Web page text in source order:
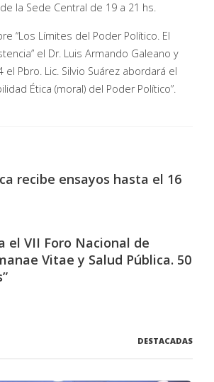
la Sede Central de 19 a 21 hs.
“Los Límites del Poder Político. El
el Dr. Luis Armando Galeano y
el Pbro. Lic. Silvio Suárez abordará el
Ética (moral) del Poder Político”.
recibe ensayos hasta el 16
el VII Foro Nacional de
Vitae y Salud Pública. 50
DESTACADAS